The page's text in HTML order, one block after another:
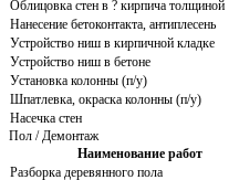
Облицовка стен в ? кирпича толщиной
Нанесение бетоконтакта, антиплесень
Устройство ниш в кирпичной кладке
Устройство ниш в бетоне
Установка колонны (п/у)
Шпатлевка, окраска колонны (п/у)
Насечка стен
Пол / Демонтаж
Наименование работ
Разборка деревянного пола